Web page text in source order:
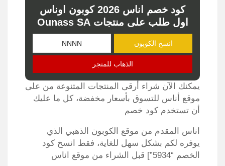
كود خصم اناس 2026 كوبون اوناس
اول طلب على منتجات Ounass SA
انسخ الكوبون
الذهاب للمتجر
يمكنك الآن شراء أرقى المنتجات المتنوعة من على
موقع أناس للتسوق بأسعار مخفضة، كل ما عليك
أن تستخدم كود خصم
اناس المقدم من موقع الكوبون الذهبي الذي
يوفره لكم بشكل سهل للغاية، فقط انسخ كود
الخصم “5934”] قبل الشراء من موقع اناس